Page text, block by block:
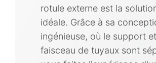
rotule externe est la
idéale. Grâce à sa
ingénieuse, où le support
faisceau de tuyaux sont